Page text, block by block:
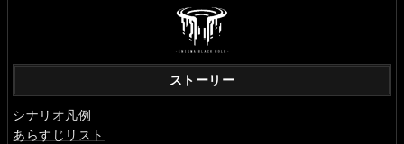
ストーリー
シナリオ凡例
あらすじリスト